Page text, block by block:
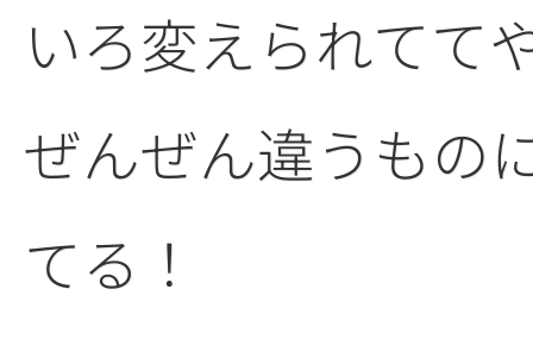
いろ変えられてて
ぜんぜん違うもの
てる！